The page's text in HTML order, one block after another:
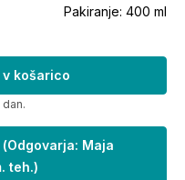
Pakiranje: 400 ml
v košarico
(Odgovarja: Maja
teh.)